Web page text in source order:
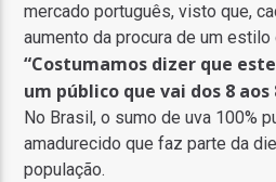
mercado português, visto que,
aumento da procura de um estilo
“Costumamos dizer que
um público que vai dos 8 aos
No Brasil, o sumo de uva 100%
amadurecido que faz parte da
população.